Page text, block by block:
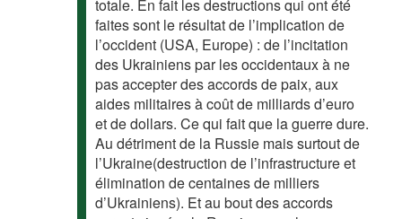
totale. En fait les destructions qui ont été
faites sont le résultat de l’implication de
l’occident (USA, Europe) : de l’incitation
des Ukrainiens par les occidentaux à ne
pas accepter des accords de paix, aux
aides militaires à coût de milliards d’euro
et de dollars. Ce qui fait que la guerre dure.
Au détriment de la Russie mais surtout de
l’Ukraine(destruction de l’infrastructure et
élimination de centaines de milliers
d’Ukrainiens). Et au bout des accords